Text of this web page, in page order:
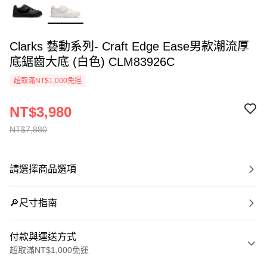
Clarks 藝動系列- Craft Edge Ease男款潮流厚
底鋸齒大底 (白色) CLM83926C
超取滿NT$1,000免運
NT$7,880
NT$3,980
請選擇商品選項
🔎尺寸指南
付款與運送方式
超取滿NT$1,000免運